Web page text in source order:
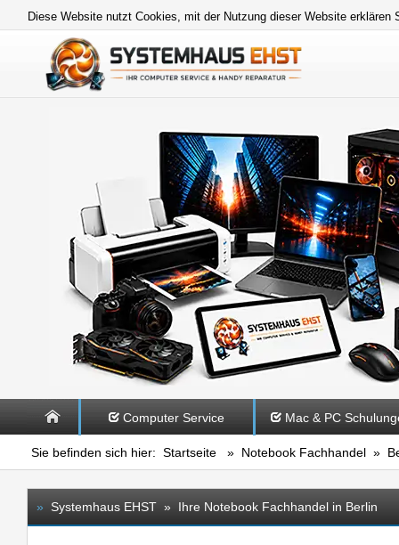
Diese Website nutzt Cookies, mit der Nutzung dieser Website
Computer Service Mac & PC
Sie befinden sich hier: Startseite » Notebook Fachhandel »
» Systemhaus EHST » Ihre Notebook Fachhandel in Berlin